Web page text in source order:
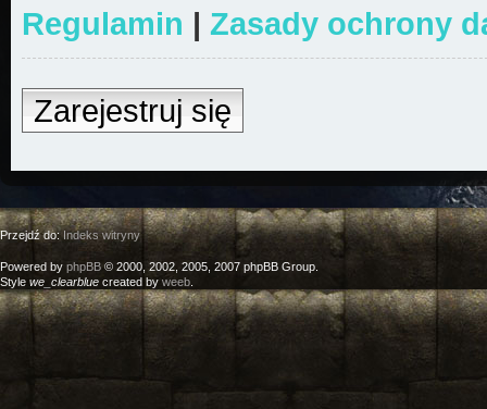
Regulamin | Zasady ochrony
Zarejestruj się
Przejdź do:Indeks witryny
Powered by phpBB © 2000, 2002, 2005, 2007 phpBB Group.
Style we_clearblue created by weeb